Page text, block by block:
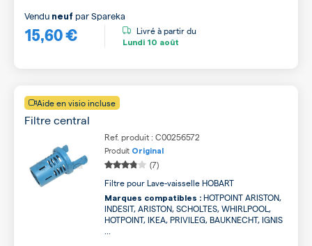
15,60 €
Vendu neuf parSpareka
Livré à partir du
Lundi 10 août
Aide en visio incluse
Filtre central
Ref. produit : C00256572
Produit Original
(7)
Filtre pour Lave-vaisselle HOBART
Marques compatibles : HOTPOINT ARISTON,
INDESIT, ARISTON, SCHOLTES, WHIRLPOOL,
HOTPOINT, IKEA, PRIVILEG, BAUKNECHT, IGNIS